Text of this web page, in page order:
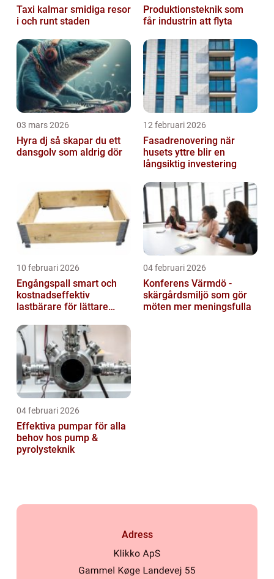
Taxi kalmar smidiga resor
i och runt staden
Produktionsteknik som
får industrin att flyta
03 mars 2026
Hyra dj så skapar du ett
dansgolv som aldrig dör
12 februari 2026
Fasadrenovering när
husets yttre blir en
långsiktig investering
10 februari 2026
Engångspall smart och
kostnadseffektiv
lastbärare för lättare
04 februari 2026
Konferens Värmdö -
skärgårdsmiljö som gör
möten mer meningsfulla
04 februari 2026
Effektiva pumpar för alla
behov hos pump &
pyrolysteknik
Adress